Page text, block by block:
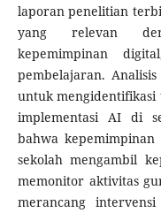
laporan penelitian
yang relevan
kepemimpinan
pembelajaran.
untuk mengidentifikasi
implementasi AI di
bahwa
sekolah mengambil
memonitor aktivitas
merancang